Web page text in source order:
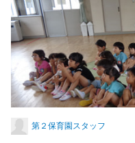
第２保育園スタッフ